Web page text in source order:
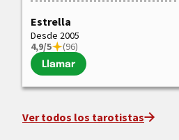
Estrella
Desde 2005
4,9/5
(96)
Llamar
Ver todos los tarotistas